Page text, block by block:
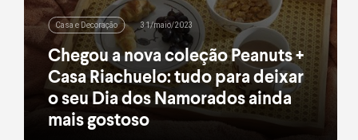
Casa e Decoração 31/maio/2023
Chegou a nova coleção Peanuts +
Casa Riachuelo: tudo para deixar
o seu Dia dos Namorados ainda
mais gostoso